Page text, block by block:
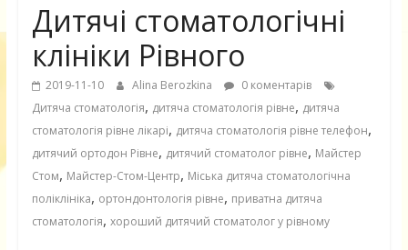
Дитячі стоматологічні
клініки Рівного
2019-11-10 Alina Berozkina
0 коментарів
Дитяча стоматологія, дитяча стоматологія рівне, дитяча
стоматологія рівне лікарі, дитяча стоматологія рівне телефон,
дитячий ортодон Рівне, дитячий стоматолог рівне, Майстер
Стом, Майстер-Стом-Центр, Міська дитяча стоматологічна
поліклініка, ортондонтологія рівне, приватна дитяча
стоматологія, хороший дитячий стоматолог у рівному